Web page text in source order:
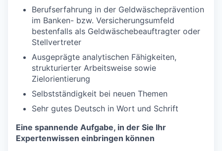
Berufserfahrung in der Geldwäscheprävention
im Banken- bzw. Versicherungsumfeld
bestenfalls als Geldwäschebeauftragter oder
Stellvertreter
Ausgeprägte analytischen Fähigkeiten,
strukturierter Arbeitsweise sowie
Zielorientierung
Selbstständigkeit bei neuen Themen
Sehr gutes Deutsch in Wort und Schrift
Eine spannende Aufgabe, in der Sie Ihr
Expertenwissen einbringen können